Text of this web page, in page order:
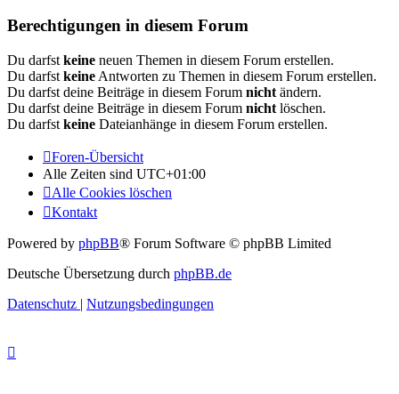
Berechtigungen in diesem Forum
Du darfst keine neuen Themen in diesem Forum erstellen.
Du darfst keine Antworten zu Themen in diesem Forum erstellen.
Du darfst deine Beiträge in diesem Forum nicht ändern.
Du darfst deine Beiträge in diesem Forum nicht löschen.
Du darfst keine Dateianhänge in diesem Forum erstellen.
Foren-Übersicht
Alle Zeiten sind UTC+01:00
Alle Cookies löschen
Kontakt
Powered by phpBB® Forum Software © phpBB Limited
Deutsche Übersetzung durch phpBB.de
Datenschutz | Nutzungsbedingungen